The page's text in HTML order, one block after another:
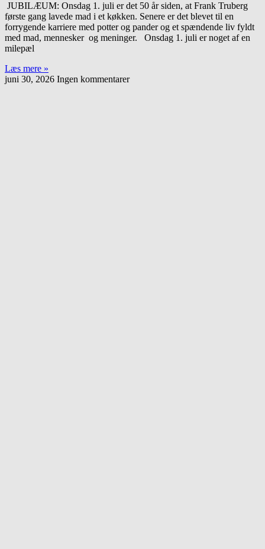
JUBILÆUM: Onsdag 1. juli er det 50 år siden, at Frank Truberg
første gang lavede mad i et køkken. Senere er det blevet til en
forrygende karriere med potter og pander og et spændende liv fyldt
med mad, mennesker og meninger. Onsdag 1. juli er noget af en
milepæl
Læs mere »
juni 30, 2026 Ingen kommentarer